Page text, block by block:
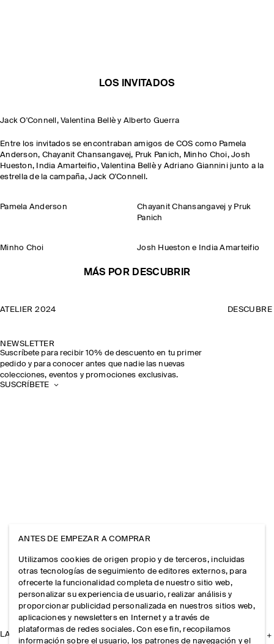
LOS INVITADOS
Jack O'Connell, Valentina Bellè y Alberto Guerra
Entre los invitados se encontraban amigos de COS como Pamela
Anderson, Chayanit Chansangavej, Pruk Panich, Minho Choi, Josh
Hueston, India Amarteifio, Valentina Bellè y Adriano Giannini junto a la
estrella de la campaña, Jack O'Connell.
Pamela Anderson
Chayanit Chansangavej y Pruk
Panich
Minho Choi Josh Hueston e India Amarteifio
MÁS POR DESCUBRIR
ATELIER 2024
NEWSLETTER
Suscríbete para recibir 10% de descuento en tu primer
pedido y para conocer antes que nadie las nuevas
colecciones, eventos y promociones exclusivas.
SUSCRÍBETE
LA EMPRESA
ANTES DE EMPEZAR A COMPRAR
Utilizamos cookies de origen propio y de terceros, incluidas
otras tecnologías de seguimiento de editores externos, para
ofrecerte la funcionalidad completa de nuestro sitio web,
personalizar su experiencia de usuario, realizar análisis y
proporcionar publicidad personalizada en nuestros sitios web,
aplicaciones y newsletters en Internet y a través de
plataformas de redes sociales. Con ese fin, recopilamos
información sobre el usuario, los patrones de navegación y el